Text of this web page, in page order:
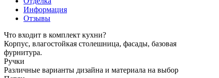
Информация
Отзывы
Что входит в комплект кухни?
Корпус, влагостойкая столешница, фасады, базовая
фурнитура.
Ручки
Различные варианты дизайна и материала на выбор